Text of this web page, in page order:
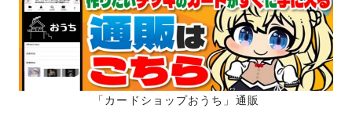
「カードショップおうち」通販